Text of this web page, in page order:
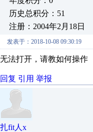
历史总积分：51
注册：2004年2月18日
发表于：2018-10-08 09:30:19
无法打开，请教如何操作
回复 引用 举报
扎fit人x